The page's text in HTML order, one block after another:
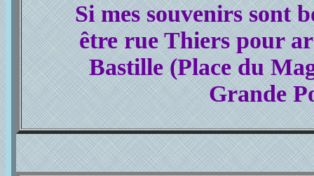
Si mes souvenirs sont
être rue Thiers pour
Bastille (Place du
Grande